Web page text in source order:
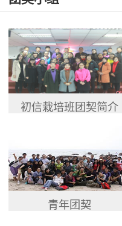
初信栽培班团契简介
青年团契